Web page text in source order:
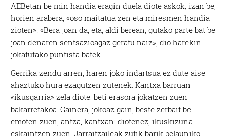
AEBetan be min handia eragin duela diote askok; izan be,
horien arabera, «oso maitatua zen eta miresmen handia
zioten». «Bera joan da, eta, aldi berean, gutako parte bat be
joan denaren sentsazioagaz geratu naiz», dio harekin
jokatutako puntista batek.
Gerrika zendu arren, haren joko indartsua ez dute aise
ahaztuko hura ezagutzen zutenek. Kantxa barruan
«ikusgarria» zela diote: beti erasora jokatzen zuen
bakarretakoa. Gainera, jokoaz gain, beste zerbait be
emoten zuen, antza, kantxan: diotenez, ikuskizuna
eskaintzen zuen. Jarraitzaileak zutik barik belauniko